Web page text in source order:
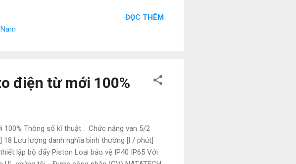
vào. 3,0 mili giây Các sản phẩm tương tự :
EL1018, EL1024, EL1034, EL1084, EL1088,
EL1202, EL1252, EL1258 , EL1259 ,
ĐỌC THÊM
điện từ mới 100%
Thông số kĩ thuật : Chức năng van 5/2
Lưu lượng danh nghĩa bình thường [l / phút]
lập bộ đẩy Piston Loại bảo vệ IP40 IP65 Với